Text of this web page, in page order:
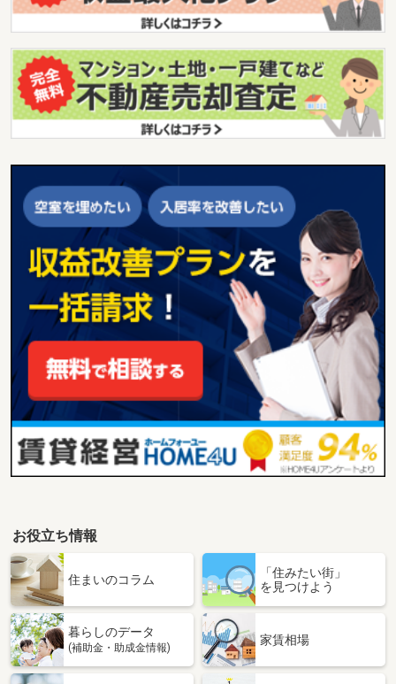
お役立ち情報
住まいのコラム
「住みたい街」
を見つけよう
暮らしのデータ
(補助金・助成金情報)
家賃相場